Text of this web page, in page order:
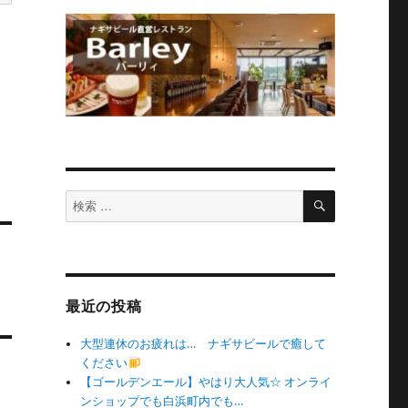
検
索
検
最近の投稿
大型連休のお疲れは… ナギサビールで癒して
ください
【ゴールデンエール】やはり大人気☆ オンライ
ンショップでも白浜町内でも…